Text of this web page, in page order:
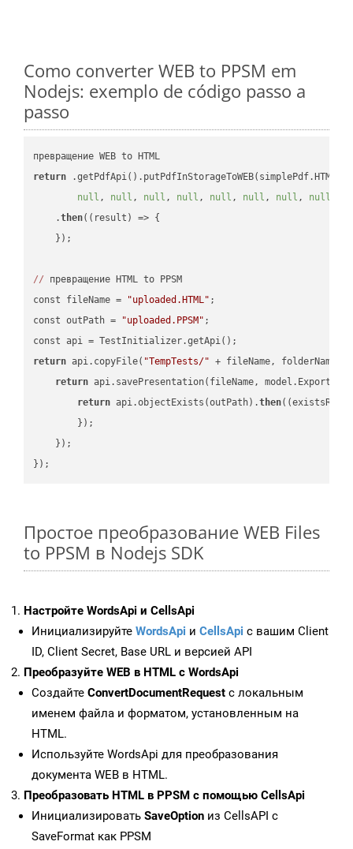
Como converter WEB to PPSM em
Nodejs: exemplo de código passo a
passo
return
null , null , null , null , null , null , null , null
    .
then( (result) => {
    });
// превращение HTML to PPSM
const fileName =
"uploaded.HTML" ;
const outPath =
"uploaded.PPSM" ;
return api.copyFile( "TempTests/" + fileName, folderName +
return api.savePresentation(fileName,
return api.objectExists(outPath).then(
        });
    });
Простое преобразование WEB Files
to PPSM в Nodejs SDK
Настройте WordsApi и CellsApi
Инициализируйте WordsApi и CellsApi с вашим Client
ID, Client Secret, Base URL и версией API
Преобразуйте WEB в HTML с WordsApi
Создайте ConvertDocumentRequest с локальным
именем файла и форматом, установленным на
HTML.
Используйте WordsApi для преобразования
документа WEB в HTML.
Преобразовать HTML в PPSM с помощью CellsApi
Инициализировать SaveOption из CellsAPI с
SaveFormat как PPSM